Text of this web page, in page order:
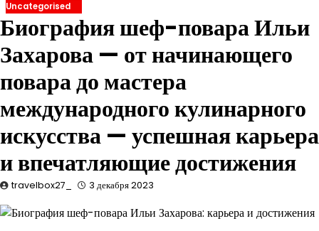
Uncategorised
Биография шеф-повара Ильи
Захарова — от начинающего
повара до мастера
международного кулинарного
искусства — успешная карьера
и впечатляющие достижения
travelbox27_ 3 декабря 2023